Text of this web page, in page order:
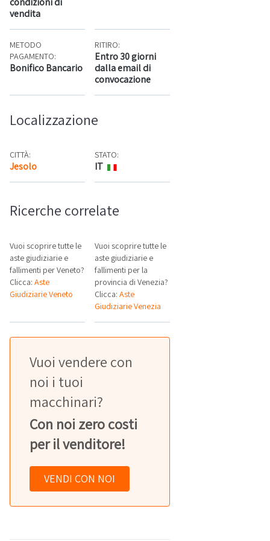
vendita
METODO
PAGAMENTO:
Bonifico Bancario
RITIRO:
Entro 30 giorni
dalla email di
convocazione
Localizzazione
CITTÀ:
Jesolo Mappa
STATO:
IT
Ricerche correlate
Vuoi scoprire tutte le
aste giudiziarie e
fallimenti per Veneto?
Clicca: Aste
Giudiziarie Veneto
Vuoi scoprire tutte le
aste giudiziarie e
fallimenti per la
provincia di Venezia?
Clicca:Aste
Giudiziarie Venezia
Vuoi vendere con
noi i tuoi
macchinari?
Con noi zero costi
per il venditore!
VENDI CON NOI